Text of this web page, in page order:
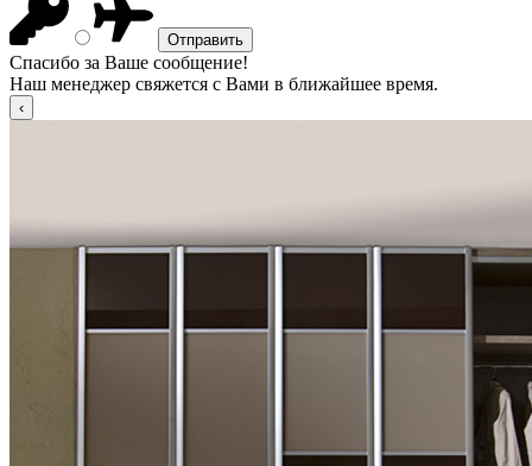
Спасибо за Ваше сообщение!
Наш менеджер свяжется с Вами в ближайшее время.